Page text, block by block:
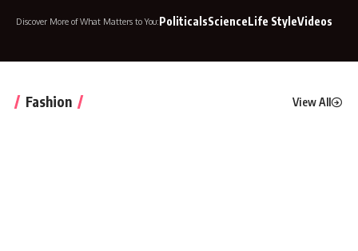
Discover More of What Matters to You:PoliticalsScience Life StyleVideos
Fashion View All